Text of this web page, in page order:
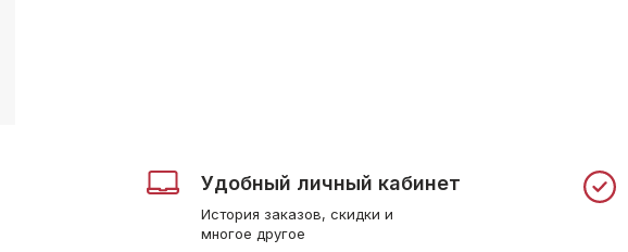
Удобный личный кабинет
История заказов, скидки и
многое другое